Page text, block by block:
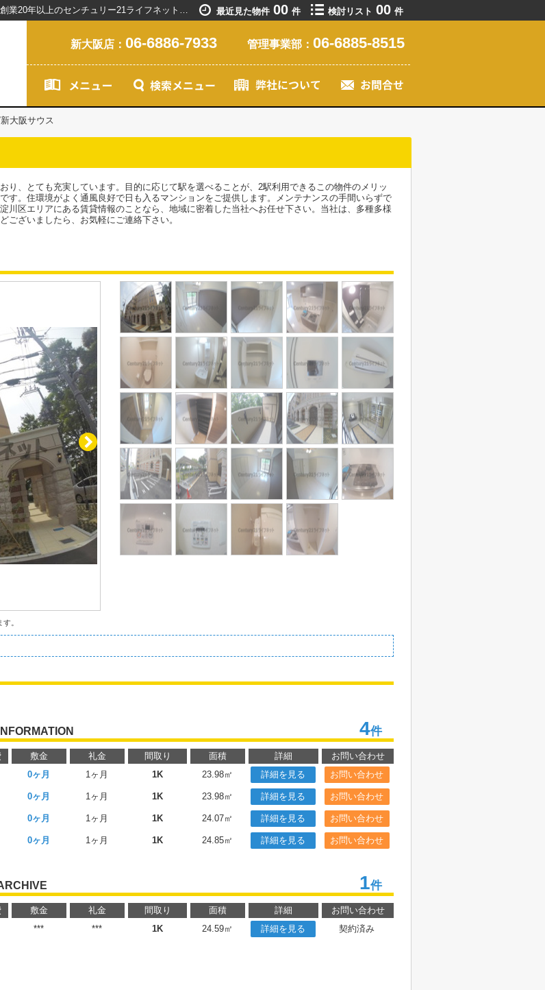
ラグゼ新大阪サウス／新大阪駅で賃貸マンションを探すなら創業20年以上のセンチュリー21ライフネット・ライブグループ 最近見た物件 00 件 検討リスト 00 件
新大阪店： 06-6886-7933 管理事業部： 06-6885-8515
大阪サウス
り、とても充実しています。目的に応じて駅を選べることが、2駅利用できるこの物件のメリッ
す。住環境がよく通風良好で日も入るマンションをご提供します。メンテナンスの手間いらずで
川区エリアにある賃貸情報のことなら、地域に密着した当社へお任せ下さい。当社は、多種多様
ございましたら、お気軽にご連絡下さい。
。
4件
敷金 礼金 間取り 面積 詳細
お問い合わせ
0ヶ月 1ヶ月 1K 23.98㎡ 詳細を見る お問い合わせ
0ヶ月 1ヶ月 1K 23.98㎡ 詳細を見る お問い合わせ
0ヶ月 1ヶ月 1K 24.07㎡ 詳細を見る お問い合わせ
0ヶ月 1ヶ月 1K 24.85㎡ 詳細を見る お問い合わせ
1件
敷金 礼金 間取り 面積 詳細
お問い合わせ
*** *** 1K 24.59㎡ 詳細を見る
契約済み